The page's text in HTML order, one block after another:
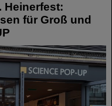
Heinerfest:
für Groß und